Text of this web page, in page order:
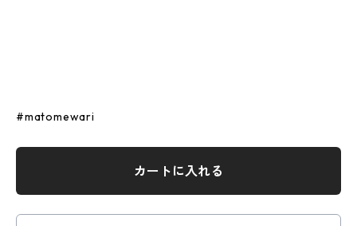
#matomewari
カートに入れる